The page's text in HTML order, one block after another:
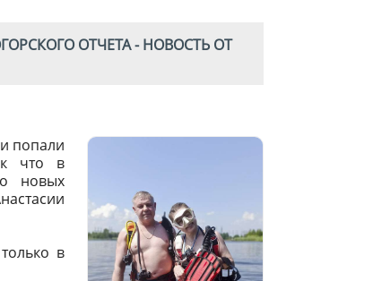
ОТЧЕТА - НОВОСТЬ ОТ
попали
что в
новых
в